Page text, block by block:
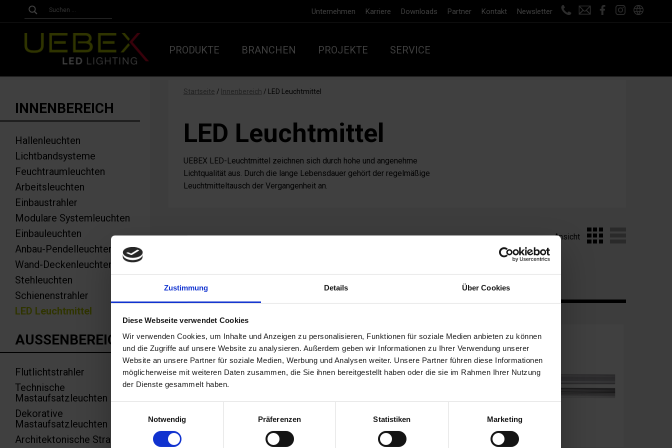
Zustimmung Details Über Cookies
Diese Webseite verwendet Cookies
Wir verwenden Cookies, um Inhalte und Anzeigen zu personalisieren, Funktionen für soziale Medien anbieten zu können
und die Zugriffe auf unsere Website zu analysieren. Außerdem geben wir Informationen zu Ihrer Verwendung unserer
Website an unsere Partner für soziale Medien, Werbung und Analysen weiter. Unsere Partner führen diese Informationen
möglicherweise mit weiteren Daten zusammen, die Sie ihnen bereitgestellt haben oder die sie im Rahmen Ihrer Nutzung
der Dienste gesammelt haben.
Notwendig
Präferenzen Statistiken Marketing
Unternehmen Karriere Downloads Partner Kontakt Newsletter
PRODUKTE BRANCHEN PROJEKTE SERVICE
INNENBEREICH
Hallenleuchten
Lichtbandsysteme
Feuchtraumleuchten
Arbeitsleuchten
Einbaustrahler
Modulare Systemleuchten
Einbauleuchten
Anbau-Pendelleuchten
Wand-Deckenleuchten
Stehleuchten
Schienenstrahler
LED Leuchtmittel
AUSSENBEREICH
Flutlichtstrahler
Technische
Mastaufsatzleuchten
Dekorative
Mastaufsatzleuchten
Architektonische Strahler
Startseite / Innenbereich / LED Leuchtmittel
LED Leuchtmittel
UEBEX LED-Leuchtmittel zeichnen sich durch hohe und angenehme
Lichtqualität aus. Durch die lange Lebensdauer gehört der regelmäßige
Leuchtmitteltausch der Vergangenheit an.
Ansicht
PRODUKTE